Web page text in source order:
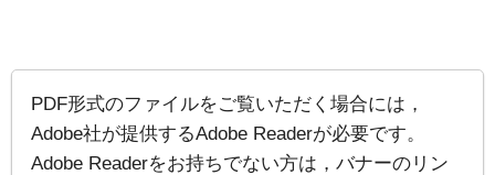
PDF形式のファイルをご覧いただく場合には，
Adobe社が提供するAdobe Readerが必要です。
Adobe Readerをお持ちでない方は，バナーのリン